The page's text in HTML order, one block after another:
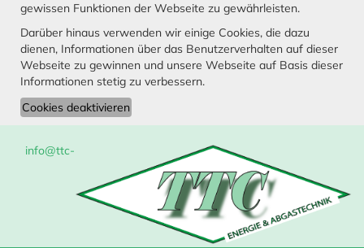
gewissen Funktionen der Webseite zu gewährleisten.
Darüber hinaus verwenden wir einige Cookies, die dazu
dienen, Informationen über das Benutzerverhalten auf dieser
Webseite zu gewinnen und unsere Webseite auf Basis dieser
Informationen stetig zu verbessern.
info@ttc-